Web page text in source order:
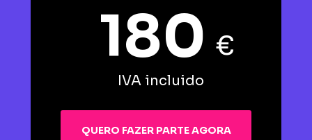
QUERO FAZER PARTE AGORA
180 €
IVA incluido